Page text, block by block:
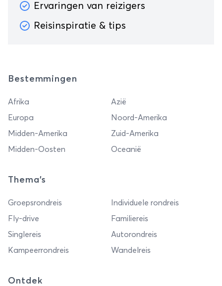
Ervaringen van reizigers
Reisinspiratie & tips
Bestemmingen
Afrika
Azië
Europa
Noord-Amerika
Midden-Amerika
Zuid-Amerika
Midden-Oosten
Oceanië
Thema's
Groepsrondreis
Individuele rondreis
Fly-drive
Familiereis
Singlereis
Autorondreis
Kampeerrondreis
Wandelreis
Ontdek